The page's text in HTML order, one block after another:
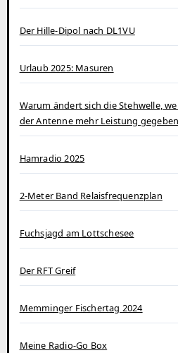
Der Hille-Dipol nach DL1VU
Urlaub 2025: Masuren
Warum ändert sich die Stehwelle,
der Antenne mehr Leistung
Hamradio 2025
2-Meter Band Relaisfrequenzplan
Fuchsjagd am Lottschesee
Der RFT Greif
Memminger Fischertag 2024
Meine Radio-Go Box